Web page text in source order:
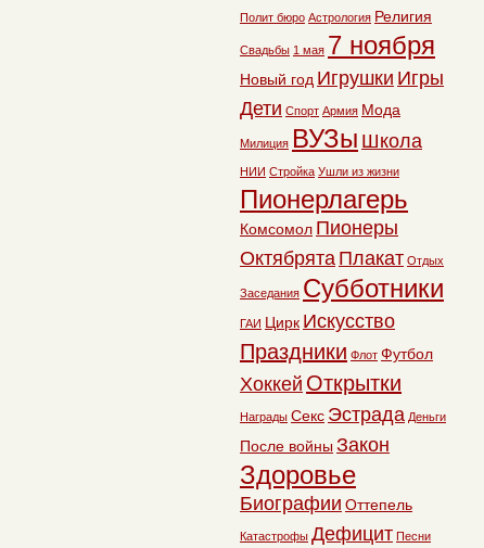
Полит бюро Астрология Религия
Свадьбы 1 мая 7 ноября
Новый год Игрушки Игры
Дети Спорт Армия Мода
Милиция ВУЗы Школа
НИИ Стройка Ушли из жизни
Пионерлагерь
Комсомол Пионеры
Октябрята Плакат Отдых
Заседания Субботники
ГАИ Цирк Искусство
Праздники Флот Футбол
Хоккей Открытки
Награды Секс Эстрада Деньги
После войны Закон
Здоровье
Биографии Оттепель
Катастрофы Дефицит Песни